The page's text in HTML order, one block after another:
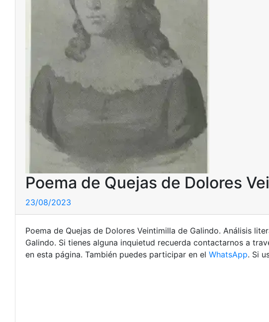
Poema de Quejas de Dolores
23/08/2023
Poema de Quejas de Dolores Veintimilla de Galindo. Análisis
Galindo. Si tienes alguna inquietud recuerda contactarnos a
en esta página. También puedes participar en el WhatsApp. Si